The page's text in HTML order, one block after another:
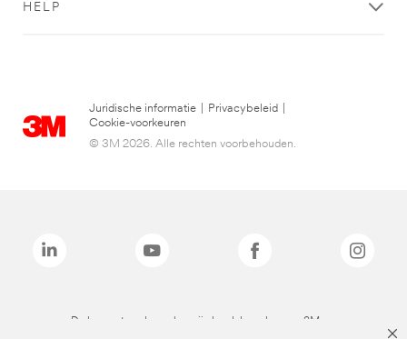
HELP
Juridische informatie Privacybeleid
Cookie-voorkeuren
© 3M 2026. Alle rechten voorbehouden.
De bovenstaande merken zijn handelsmerken van 3M.we